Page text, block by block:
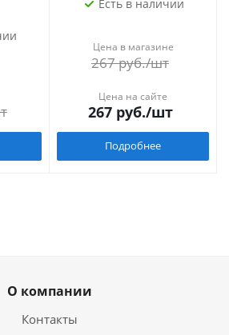
Есть в наличии
Цена в магазине
267руб./шт
Цена на сайте
267руб./шт
Подробнее
О компании
Контакты